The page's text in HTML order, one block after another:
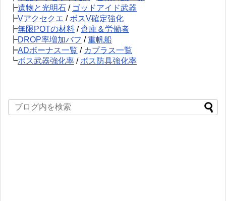
┣遺物と光明石 / ゴッドアイド武器
┣Vアクセクエ / ボスV確定強化
┣無限POTの材料 /倉庫＆労働者
┣DROP率増加バフ /重帆船
┣ADボーナス一覧 / カプラス一覧
┗ボス武器強化率 / ボス防具強化率